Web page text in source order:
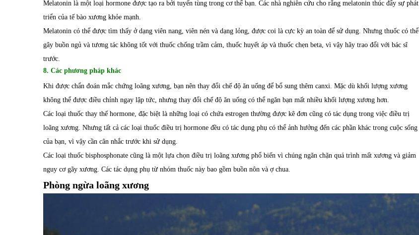
Melatonin là một loại hormone được tạo ra bởi tuyến tùng trong cơ thể bạn. Các nhà nghiên cứu cho rằng melatonin thúc đẩy sự phát
triển của tế bào xương khỏe mạnh.
Melatonin có thể được tìm thấy ở dạng viên nang, viên nén và dạng lỏng, được coi là cực kỳ an toàn để sử dụng. Nhưng thuốc có thể
gây buồn ngủ và tương tác không tốt với thuốc chống trầm cảm, thuốc huyết áp và thuốc chẹn beta, vì vậy hãy trao đổi với bác sĩ
trước.
8. Các phương pháp khác
Khi được chẩn đoán mắc chứng loãng xương, bạn nên thay đổi chế độ ăn uống để bổ sung thêm canxi. Mặc dù khối lượng xương
không thể được điều chỉnh ngay lập tức, nhưng thay đổi chế độ ăn uống có thể ngăn bạn mất nhiều khối lượng xương hơn.
Các loại thuốc thay thế hormone, đặc biệt là những loại có chứa estrogen thường được kê đơn cũng có tác dụng trong việc điều trị
loãng xương. Nhưng tất cả các loại thuốc điều trị hormone đều có tác dụng phụ có thể ảnh hưởng đến các phần khác trong cuộc sống
của bạn, vì vậy cần cân nhắc trước khi sử dụng.
Các loại thuốc bisphosphonate cũng là một lựa chọn điều trị loãng xương phổ biến vì chúng ngăn chặn quá trình mất xương và giảm
nguy cơ gãy xương. Các tác dụng phụ từ nhóm thuốc này bao gồm buồn nôn và ợ chua.
Phòng ngừa loãng xương